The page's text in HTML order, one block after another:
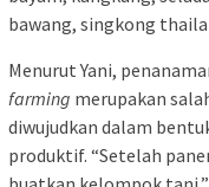
bawang, singkong
Menurut Yani,
farming merupakan
diwujudkan dalam
produktif. “Setelah